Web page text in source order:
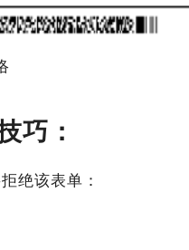
巧：
绝该表单：